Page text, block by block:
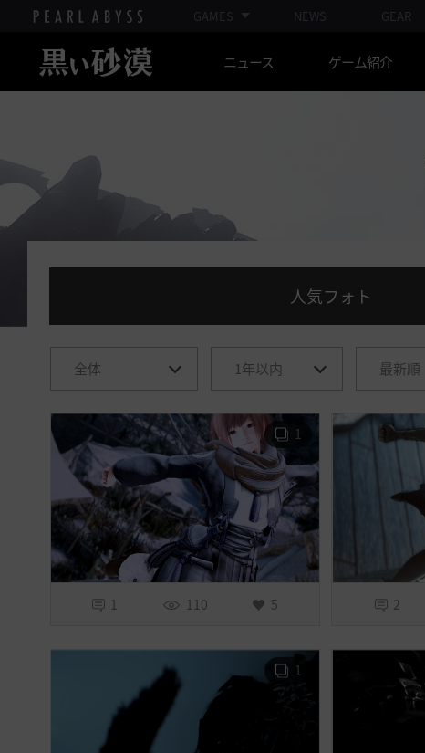
GAMES NEWS GEAR
ニュース ゲーム紹介
人気フォト
ー
選
択
1
1 110 5 2
1